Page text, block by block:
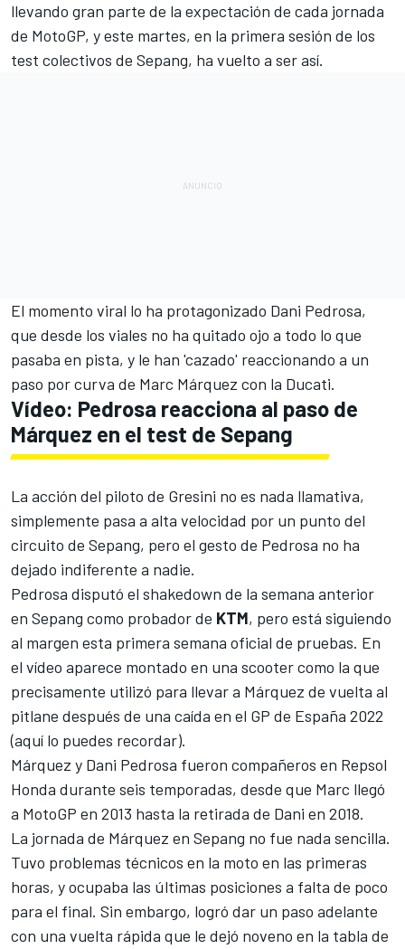
llevando gran parte de la expectación de cada jornada
de MotoGP, y este martes, en la primera sesión de los
test colectivos de Sepang, ha vuelto a ser así.
El momento viral lo ha protagonizado Dani Pedrosa,
que desde los viales no ha quitado ojo a todo lo que
pasaba en pista, y le han 'cazado' reaccionando a un
paso por curva de Marc Márquez con la Ducati.
Vídeo: Pedrosa reacciona al paso de
Márquez en el test de Sepang
La acción del piloto de Gresini no es nada llamativa,
simplemente pasa a alta velocidad por un punto del
circuito de Sepang, pero el gesto de Pedrosa no ha
dejado indiferente a nadie.
Pedrosa disputó el shakedown de la semana anterior
en Sepang como probador de KTM, pero está siguiendo
al margen esta primera semana oficial de pruebas. En
el vídeo aparece montado en una scooter como la que
precisamente utilizó para llevar a Márquez de vuelta al
pitlane después de una caída en el GP de España 2022
(aquí lo puedes recordar).
Márquez y Dani Pedrosa fueron compañeros en Repsol
Honda durante seis temporadas, desde que Marc llegó
a MotoGP en 2013 hasta la retirada de Dani en 2018.
La jornada de Márquez en Sepang no fue nada sencilla.
Tuvo problemas técnicos en la moto en las primeras
horas, y ocupaba las últimas posiciones a falta de poco
para el final. Sin embargo, logró dar un paso adelante
con una vuelta rápida que le dejó noveno en la tabla de